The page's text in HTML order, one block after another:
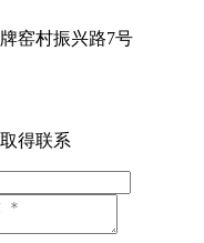
窑村振兴路7号
得联系